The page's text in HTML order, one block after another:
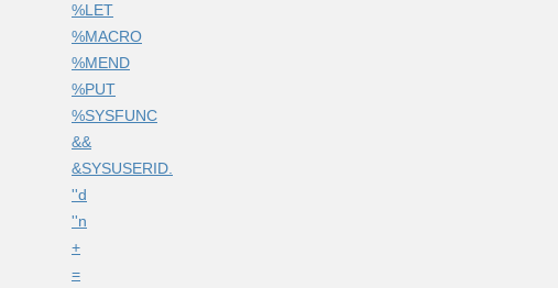
%LET
%MACRO
%MEND
%PUT
%SYSFUNC
&&
&SYSUSERID.
''d
''n
+
=